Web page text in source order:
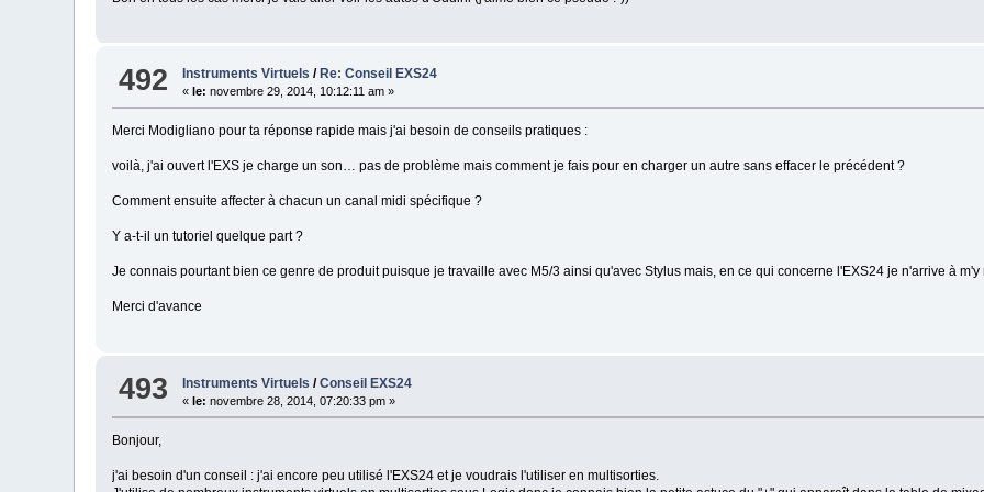
492 Instruments Virtuels / Re: Conseil EXS24
« le: novembre 29, 2014, 10:12:11 am »
Merci Modigliano pour ta réponse rapide mais j'ai besoin de conseils pratiques :
voilà, j'ai ouvert l'EXS je charge un son… pas de problème mais comment je fais pour en charger un autre sans effacer le précédent ?
Comment ensuite affecter à chacun un canal midi spécifique ?
Y a-t-il un tutoriel quelque part ?
Je connais pourtant bien ce genre de produit puisque je travaille avec M5/3 ainsi qu'avec Stylus mais, en ce qui concerne l'EXS24 je n'arrive à m'y
Merci d'avance
493 Instruments Virtuels /Conseil EXS24
«le: novembre 28, 2014, 07:20:33 pm »
Bonjour,
j'ai besoin d'un conseil : j'ai encore peu utilisé l'EXS24 et je voudrais l'utiliser en multisorties.